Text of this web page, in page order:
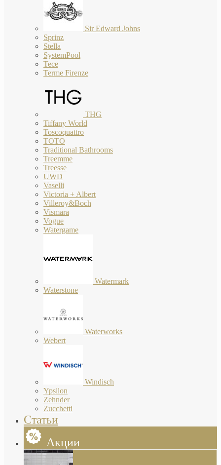
Sir Edward Johns
Sprinz
Stella
SystemPool
Tece
Terme Firenze
THG
Tiffany World
Toscoquattro
TOTO
Traditional Bathrooms
Treemme
Treesse
UWD
Vaselli
Victoria + Albert
Villeroy&Boch
Vismara
Vogue
Watergame
Watermark
Waterstone
Waterworks
Webert
Windisch
Ypsilon
Zehnder
Zucchetti
Статьи
Акции